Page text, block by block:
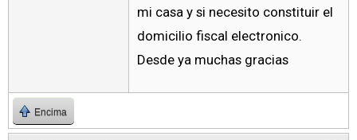
mi casa y si necesito constituir el
domicilio fiscal electronico.
Desde ya muchas gracias
Encima